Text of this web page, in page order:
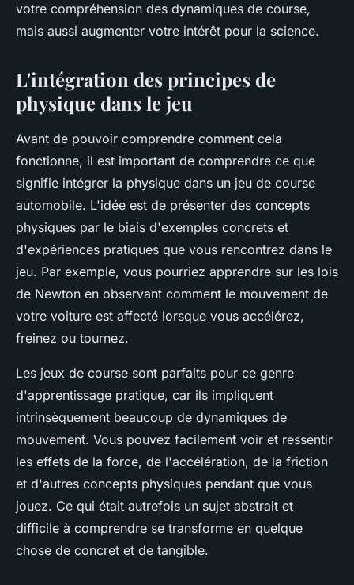
votre compréhension des dynamiques de course,
mais aussi augmenter votre intérêt pour la science.
L'intégration des principes de
physique dans le jeu
Avant de pouvoir comprendre comment cela
fonctionne, il est important de comprendre ce que
signifie intégrer la physique dans un jeu de course
automobile. L'idée est de présenter des concepts
physiques par le biais d'exemples concrets et
d'expériences pratiques que vous rencontrez dans le
jeu. Par exemple, vous pourriez apprendre sur les lois
de Newton en observant comment le mouvement de
votre voiture est affecté lorsque vous accélérez,
freinez ou tournez.
Les jeux de course sont parfaits pour ce genre
d'apprentissage pratique, car ils impliquent
intrinsèquement beaucoup de dynamiques de
mouvement. Vous pouvez facilement voir et ressentir
les effets de la force, de l'accélération, de la friction
et d'autres concepts physiques pendant que vous
jouez. Ce qui était autrefois un sujet abstrait et
difficile à comprendre se transforme en quelque
chose de concret et de tangible.